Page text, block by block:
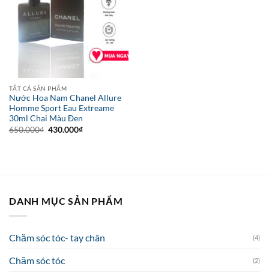
TẤT CẢ SẢN PHẨM
Nước Hoa Nam Chanel Allure
Homme Sport Eau Extreame
30ml Chai Màu Đen
650.000₫ Giá
430.000₫Giá
DANH MỤC SẢN PHẨM
Chăm sóc tóc- tay chân (4)
Chăm sóc tóc (2)